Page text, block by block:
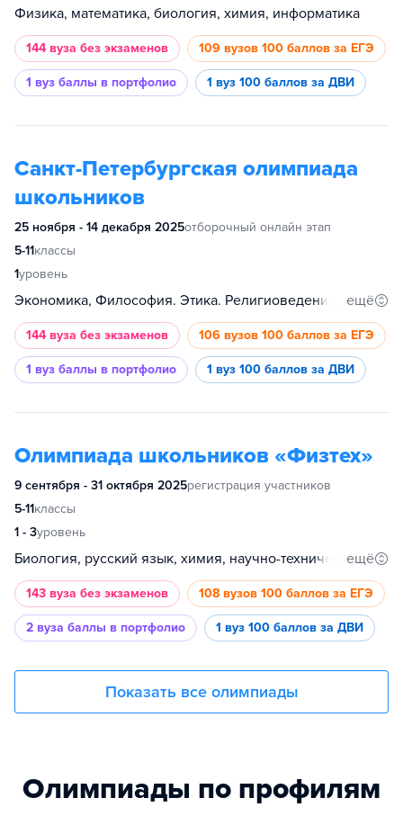
Физика, математика, биология, химия, информатика
144 вуза без экзаменов 109 вузов 100 баллов за ЕГЭ
1 вуз баллы в портфолио 1 вуз 100 баллов за ДВИ
Санкт-Петербургская олимпиада
школьников
25 ноября - 14 декабря 2025отборочный онлайн этап
5-11классы
1уровень
Экономика, Философия. Этика. Религиоведение, филология, физика, современный менеджер, психология, право, политология, Планета Земля, обществознание, международные отношения, математическое моделирование и искусственный интеллект, история, информатика, иностранный язык, инженерные системы, журналистика, гуманитарные и социальные науки, география, биология, химия, математика, медицина
ещё
144 вуза без экзаменов 106 вузов 100 баллов за ЕГЭ
1 вуз баллы в портфолио 1 вуз 100 баллов за ДВИ
Олимпиада школьников «Физтех»
9 сентября - 31 октября 2025регистрация участников
5-11классы
1 - 3уровень
Биология, русский язык, химия, научно-технический, инженерное дело, физика, математика
ещё
143 вуза без экзаменов 108 вузов 100 баллов за ЕГЭ
2 вуза баллы в портфолио 1 вуз 100 баллов за ДВИ
Показать все олимпиады
Олимпиады по профилям